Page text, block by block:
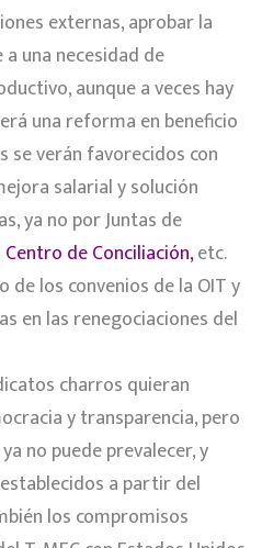
externas, aprobar la
a una necesidad de
aunque a veces hay
una reforma en beneficio
se verán favorecidos con
salarial y solución
ya no por Juntas de
Centro de Conciliación,etc.
de los convenios de la OIT y
en las renegociaciones del
charros quieran
y transparencia, pero
no puede prevalecer, y
a partir del
los compromisos